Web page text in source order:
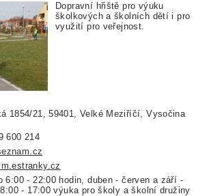
Dopravní hřiště pro výuku
školkových a školních dětí i pro
využití pro veřejnost.
1854/21, 59401, Velké Meziříčí, Vysočina
600 214
6:00 - 22:00 hodin, duben - červen a září -
- 17:00 výuka pro školy a školní družiny